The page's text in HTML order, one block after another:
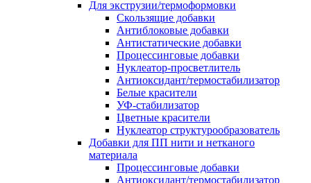
Для экструзии/термоформовки
Скользящие добавки
Антиблоковые добавки
Антистатические добавки
Процессинговые добавки
Нуклеатор-просветлитель
Антиоксидант/термостабилизатор
Белые красители
УФ-стабилизатор
Цветные красители
Нуклеатор структурообразователь
Добавки для ПП нити и нетканого
материала
Процессинговые добавки
Антиоксидант/термостабилизатор